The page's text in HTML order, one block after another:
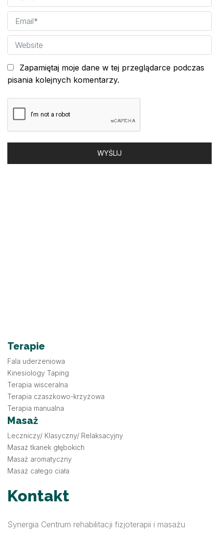
Zapamiętaj moje dane w tej przeglądarce podczas
pisania kolejnych komentarzy.
Terapie
Fala uderzeniowa
Kinesiology Taping
Terapia wisceralna
Terapia czaszkowo-krzyżowa
Terapia manualna
Masaż
Leczniczy/ Klasyczny/ Relaksacyjny
Masaż tkanek głębokich
Masaż aromatyczny
Masaż całego ciała
Kontakt
Synergia Centrum rehabilitacji fizjoterapii i masażu